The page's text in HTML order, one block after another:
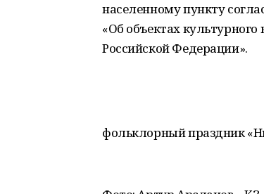
населенному пункту
«Об объектах
Российской Федерации».
фольклорный праздник